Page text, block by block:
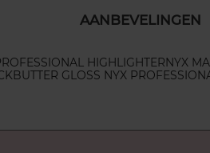
AANBEVELINGEN
HIGHLIGHTERNYX
BUTTER GLOSS NYX